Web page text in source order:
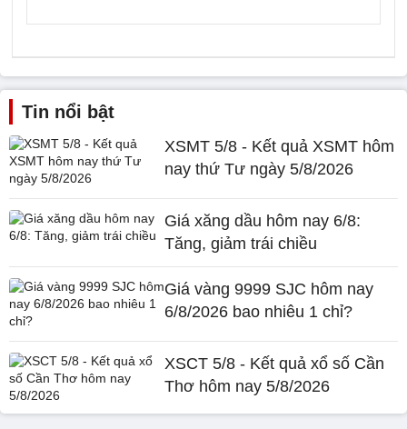
Tin nổi bật
XSMT 5/8 - Kết quả XSMT hôm
nay thứ Tư ngày 5/8/2026
Giá xăng dầu hôm nay 6/8:
Tăng, giảm trái chiều
Giá vàng 9999 SJC hôm nay
6/8/2026 bao nhiêu 1 chỉ?
XSCT 5/8 - Kết quả xổ số Cần
Thơ hôm nay 5/8/2026